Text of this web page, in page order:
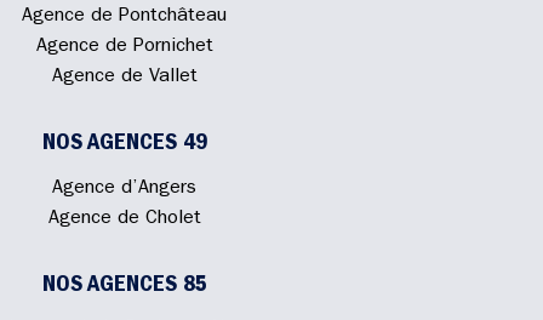
Agence de Pontchâteau
Agence de Pornichet
Agence de Vallet
NOS AGENCES 49
Agence d’Angers
Agence de Cholet
NOS AGENCES 85